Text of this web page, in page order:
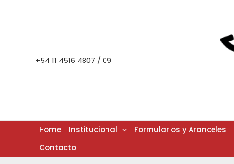
+54 11 4516 4807 / 09
Home Institucional Formularios y Aranceles
Contacto